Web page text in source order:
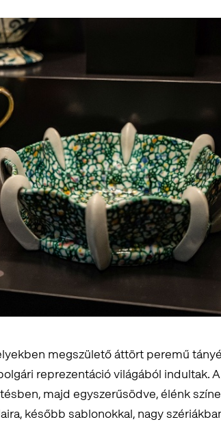
megszülető áttört peremű
reprezentáció világából indultak. A
majd egyszerűsödve, élénk
később sablonokkal, nagy